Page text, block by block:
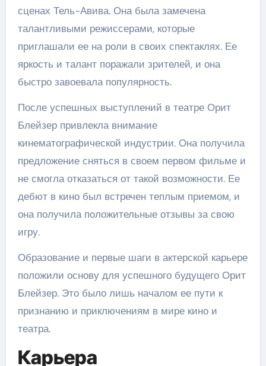
сценах Тель-Авива. Она была замечена
талантливыми режиссерами, которые
приглашали ее на роли в своих спектаклях. Ее
яркость и талант поражали зрителей, и она
быстро завоевала популярность.
После успешных выступлений в театре Орит
Блейзер привлекла внимание
кинематографической индустрии. Она получила
предложение сняться в своем первом фильме и
не смогла отказаться от такой возможности. Ее
дебют в кино был встречен теплым приемом, и
она получила положительные отзывы за свою
игру.
Образование и первые шаги в актерской карьере
положили основу для успешного будущего Орит
Блейзер. Это было лишь началом ее пути к
признанию и приключениям в мире кино и
театра.
Карьера